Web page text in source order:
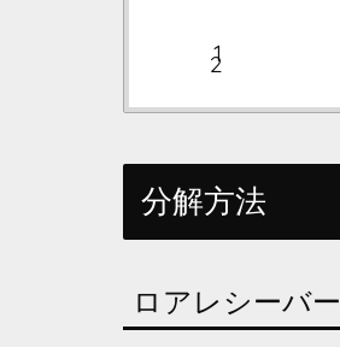
分解方法
ロアレシーバー